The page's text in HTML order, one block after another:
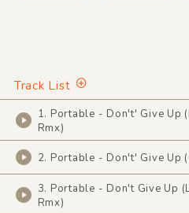
Track List
1. Portable - Don't' Give Up
Rmx)
2. Portable - Don't' Give Up
3. Portable - Don't Give Up
Rmx)